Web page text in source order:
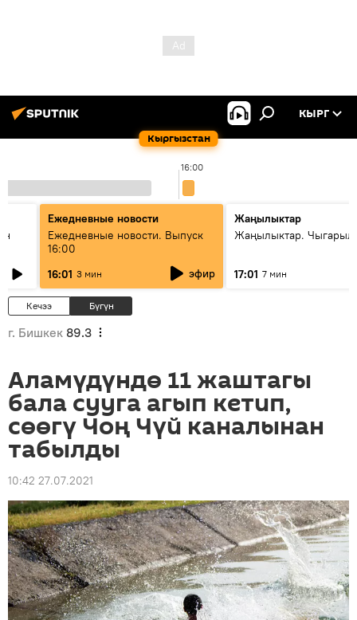
Кыргызстан
КЫРГ
16:00
Ежедневные новости
Ежедневные новости. Выпуск
16:00
16:01 3 мин эфир
Жаңылыктар
Жаңылыктар.
17:01 7 мин
Кечээ Бүгүн
г. Бишкек 89.3
Аламүдүндө 11 жаштагы
бала сууга агып кетип,
сөөгү Чоң Чүй каналынан
табылды
10:42 27.07.2021